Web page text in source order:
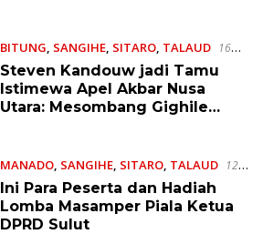
BITUNG, SANGIHE, SITARO, TALAUD
16
November 2024
Steven Kandouw jadi Tamu
Istimewa Apel Akbar Nusa
Utara: Mesombang Gighile
MANADO, SANGIHE, SITARO, TALAUD
12
Juli 2024
Ini Para Peserta dan Hadiah
Lomba Masamper Piala Ketua
DPRD Sulut